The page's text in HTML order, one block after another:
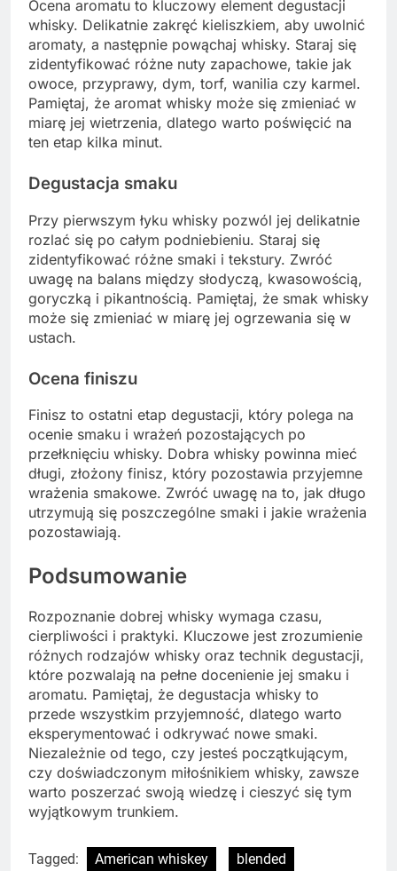
Ocena aromatu to kluczowy element degustacji
whisky. Delikatnie zakręć kieliszkiem, aby uwolnić
aromaty, a następnie powąchaj whisky. Staraj się
zidentyfikować różne nuty zapachowe, takie jak
owoce, przyprawy, dym, torf, wanilia czy karmel.
Pamiętaj, że aromat whisky może się zmieniać w
miarę jej wietrzenia, dlatego warto poświęcić na
ten etap kilka minut.
Degustacja smaku
Przy pierwszym łyku whisky pozwól jej delikatnie
rozlać się po całym podniebieniu. Staraj się
zidentyfikować różne smaki i tekstury. Zwróć
uwagę na balans między słodyczą, kwasowością,
goryczką i pikantnością. Pamiętaj, że smak whisky
może się zmieniać w miarę jej ogrzewania się w
ustach.
Ocena finiszu
Finisz to ostatni etap degustacji, który polega na
ocenie smaku i wrażeń pozostających po
przełknięciu whisky. Dobra whisky powinna mieć
długi, złożony finisz, który pozostawia przyjemne
wrażenia smakowe. Zwróć uwagę na to, jak długo
utrzymują się poszczególne smaki i jakie wrażenia
pozostawiają.
Podsumowanie
Rozpoznanie dobrej whisky wymaga czasu,
cierpliwości i praktyki. Kluczowe jest zrozumienie
różnych rodzajów whisky oraz technik degustacji,
które pozwalają na pełne docenienie jej smaku i
aromatu. Pamiętaj, że degustacja whisky to
przede wszystkim przyjemność, dlatego warto
eksperymentować i odkrywać nowe smaki.
Niezależnie od tego, czy jesteś początkującym,
czy doświadczonym miłośnikiem whisky, zawsze
warto poszerzać swoją wiedzę i cieszyć się tym
wyjątkowym trunkiem.
Tagged: American whiskey
blended